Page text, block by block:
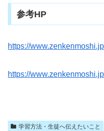
参考HP
https://
https://
学習方法・生徒へ伝えたいこと